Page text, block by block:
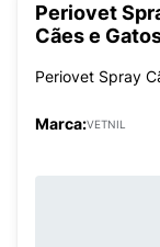
Periovet
Cães e
Periovet Spray
Marca:VETNIL